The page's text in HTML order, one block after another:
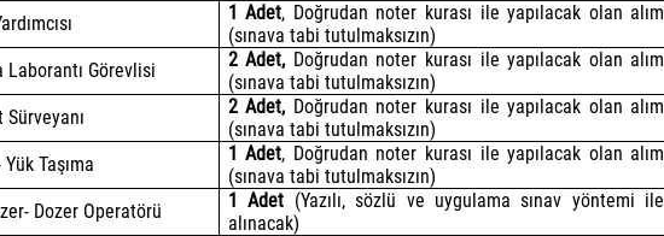
1 Adet, Doğrudan noter kurası ile yapılacak olan alım
(sınava tabi tutulmaksızın)
Laborantı Görevlisi
2 Adet, Doğrudan noter kurası ile yapılacak olan alım
(sınava tabi tutulmaksızın)
Sürveyanı
2 Adet, Doğrudan noter kurası ile yapılacak olan alım
(sınava tabi tutulmaksızın)
Taşıma
1 Adet, Doğrudan noter kurası ile yapılacak olan alım
(sınava tabi tutulmaksızın)
Dozer Operatörü
1 Adet (Yazılı, sözlü ve uygulama sınav yöntemi ile
alınacak)